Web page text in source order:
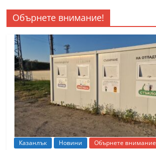
Обърнете внимание!
Казанлък Новини Обърнете внимание